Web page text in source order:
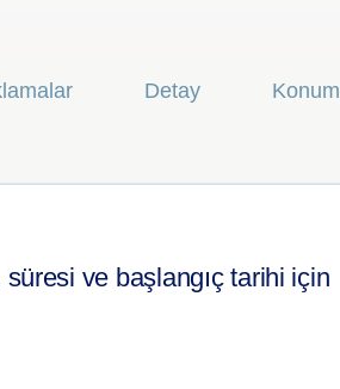
Detay Konum
ve başlangıç tarihi için